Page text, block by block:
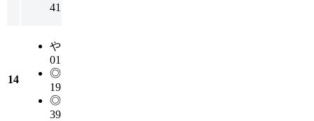
41
14
や
01
◎
19
◎
39